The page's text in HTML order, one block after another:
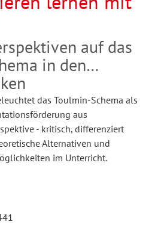
auf das
in den
das Toulmin-Schema als
aus
- kritisch, differenziert
Alternativen und
im Unterricht.